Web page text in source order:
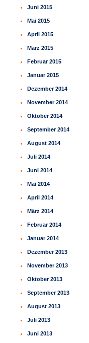
Juni 2015
Mai 2015
April 2015
März 2015
Februar 2015
Januar 2015
Dezember 2014
November 2014
Oktober 2014
September 2014
August 2014
Juli 2014
Juni 2014
Mai 2014
April 2014
März 2014
Februar 2014
Januar 2014
Dezember 2013
November 2013
Oktober 2013
September 2013
August 2013
Juli 2013
Juni 2013